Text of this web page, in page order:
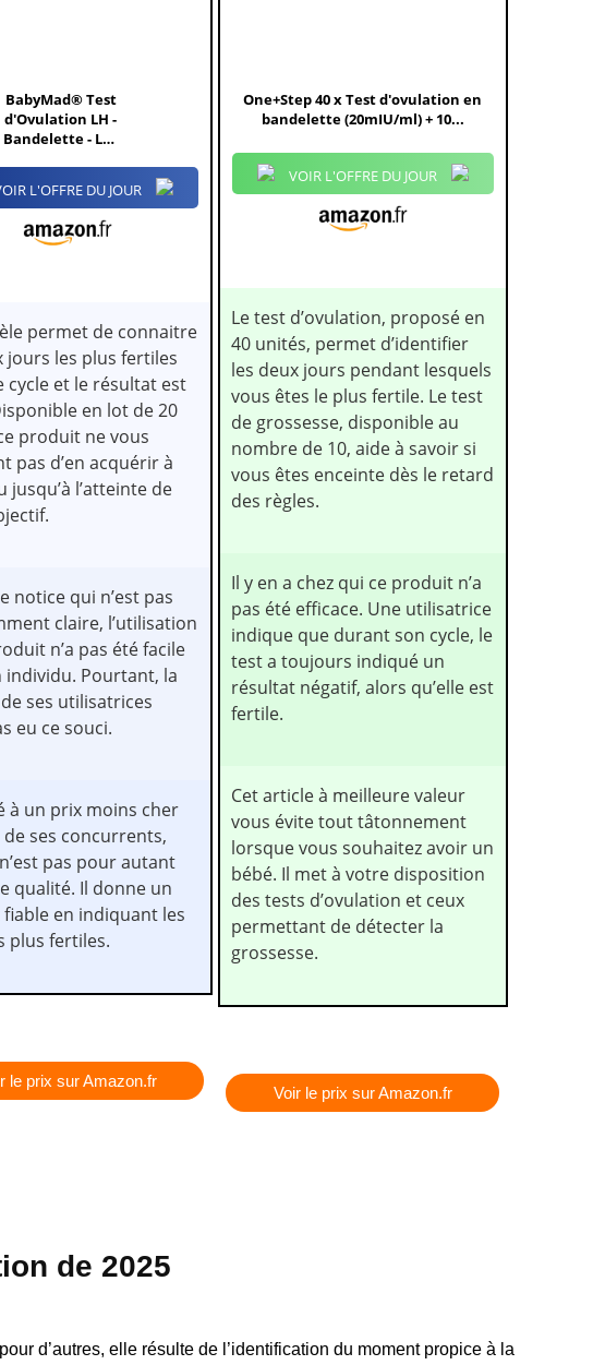
BabyMad® Test
d'Ovulation LH -
Bandelette - Lot
L'OFFRE DU JOUR
permet de connaitre
jours les plus fertiles
cycle et le résultat est
en lot de 20
produit ne vous
pas d’en acquérir à
jusqu’à l’atteinte de
notice qui n’est pas
claire, l’utilisation
n’a pas été facile
individu. Pourtant, la
ses utilisatrices
eu ce souci.
à un prix moins cher
de ses concurrents,
pas pour autant
qualité. Il donne un
en indiquant les
plus fertiles.
le prix sur Amazon.fr
One+Step 40 x Test d'ovulation en
bandelette (20mIU/ml) + 10...
VOIR L'OFFRE DU JOUR
Le test d’ovulation, proposé en
40 unités, permet d’identifier
les deux jours pendant lesquels
vous êtes le plus fertile. Le test
de grossesse, disponible au
nombre de 10, aide à savoir si
vous êtes enceinte dès le retard
des règles.
Il y en a chez qui ce produit n’a
pas été efficace. Une utilisatrice
indique que durant son cycle, le
test a toujours indiqué un
résultat négatif, alors qu’elle est
fertile.
Cet article à meilleure valeur
vous évite tout tâtonnement
lorsque vous souhaitez avoir un
bébé. Il met à votre disposition
des tests d’ovulation et ceux
permettant de détecter la
grossesse.
Voir le prix sur Amazon.fr
de 2025
d’autres, elle résulte de l’identification du moment propice à la